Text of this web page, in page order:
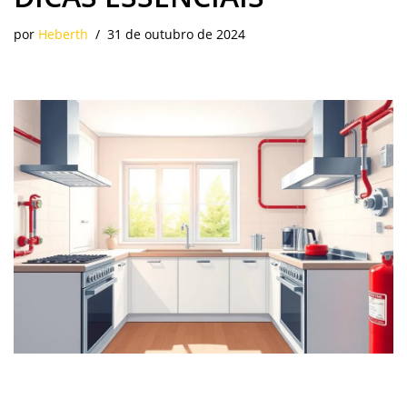
por Heberth 31 de outubro de 2024